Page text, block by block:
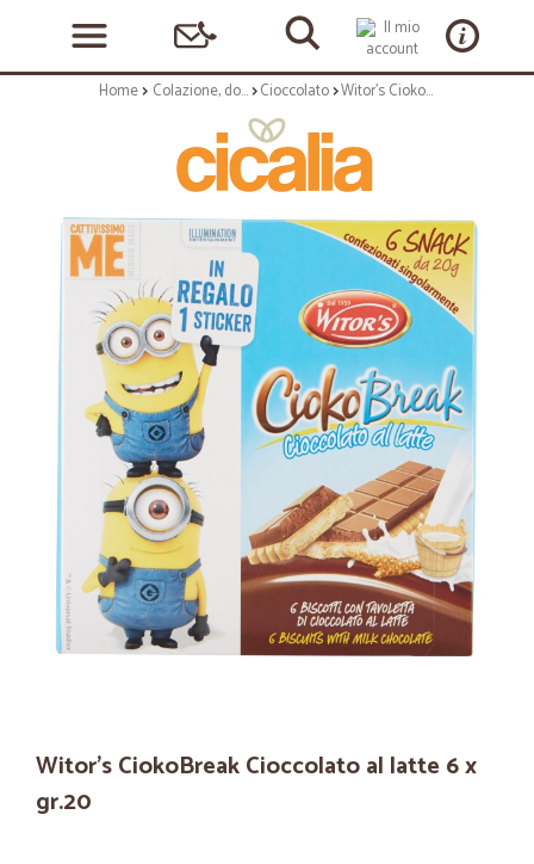
Home Colazione, dolciumi e snack Cioccolato Witor's CiokoBreak Cioccolato al latte 6 x gr.20
Witor's CiokoBreak Cioccolato al latte 6 x
gr.20